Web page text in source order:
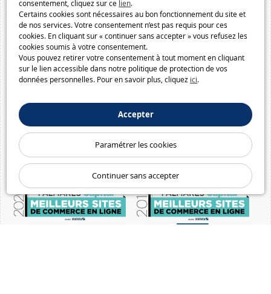
consentement, cliquez sur ce lien.
Certains cookies sont nécessaires au bon fonctionnement du site et
de nos services. Votre consentement n’est pas requis pour ces
cookies. En cliquant sur « continuer sans accepter » vous refusez les
cookies soumis à votre consentement.
Vous pouvez retirer votre consentement à tout moment en cliquant
sur le lien accessible dans notre politique de protection de vos
données personnelles. Pour en savoir plus, cliquez ici.
Accepter
Paramétrer les cookies
Continuer sans accepter